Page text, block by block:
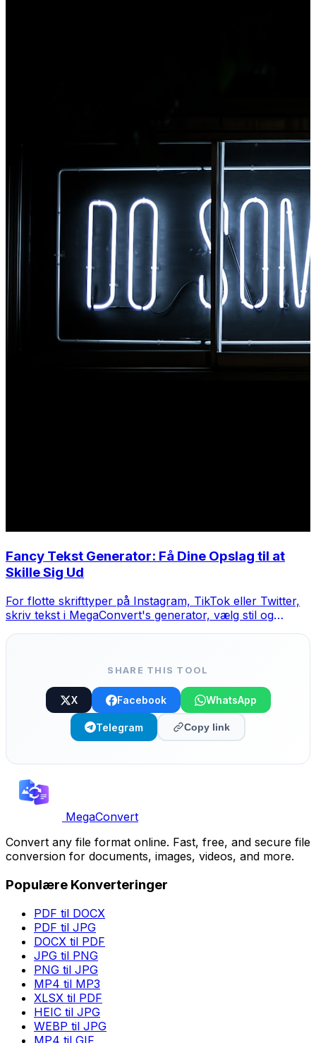
Fancy Tekst Generator: Få Dine Opslag til at
Skille Sig Ud
For flotte skrifttyper på Instagram, TikTok eller Twitter,
skriv tekst i MegaConvert's generator, vælg stil og
SHARE THIS TOOL
X Facebook WhatsApp
Telegram Copy link
MegaConvert
Convert any file format online. Fast, free, and secure file
conversion for documents, images, videos, and more.
Populære Konverteringer
PDF til DOCX
PDF til JPG
DOCX til PDF
JPG til PNG
PNG til JPG
MP4 til MP3
XLSX til PDF
HEIC til JPG
WEBP til JPG
MP4 til GIF